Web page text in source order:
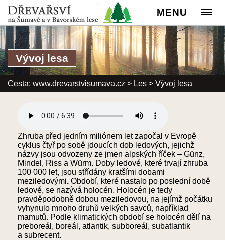
MENU
Vývoj lesa
Cesta: www.drevarstvisumava.cz > Les > Vývoj lesa
Zhruba před jedním miliónem let započal v Evropě
cyklus čtyř po sobě jdoucích dob ledových, jejichž
názvy jsou odvozeny ze jmen alpských říček – Günz,
Mindel, Riss a Würm. Doby ledové, které trvají zhruba
100 000 let, jsou střídány kratšími dobami
meziledovými. Období, které nastalo po poslední době
ledové, se nazývá holocén. Holocén je tedy
pravděpodobně dobou meziledovou, na jejímž počátku
vyhynulo mnoho druhů velkých savců, například
mamutů. Podle klimatických období se holocén dělí na
preboreál, boreál, atlantik, subboreál, subatlantik
a subrecent.